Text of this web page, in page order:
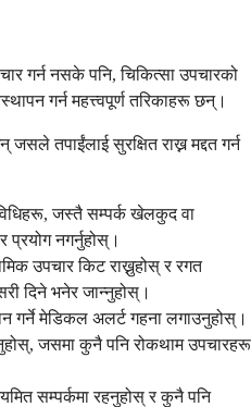
गर्न नसके पनि, चिकित्सा उपचारको
गर्न महत्त्वपूर्ण तरिकाहरू छन्।
तपाईंलाई सुरक्षित राख्न मद्दत गर्न
जस्तै सम्पर्क खेलकुद वा
प्रयोग नगर्नुहोस्।
उपचार किट राख्नुहोस् र रगत
दिने भनेर जान्नुहोस्।
गर्ने मेडिकल अलर्ट गहना लगाउनुहोस्।
जसमा कुनै पनि रोकथाम उपचारहरू
सम्पर्कमा रहनुहोस् र कुनै पनि